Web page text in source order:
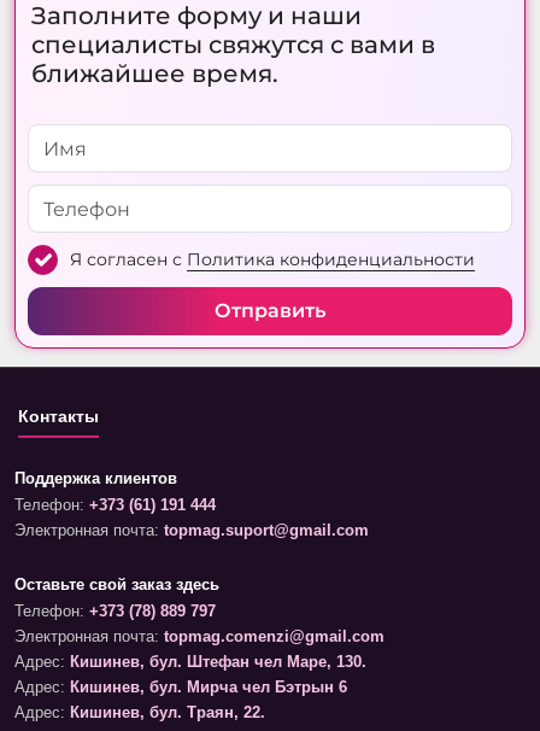
Заполните форму и наши
специалисты свяжутся с вами в
ближайшее время.
Я согласен с Политика конфиденциальности
Отправить
Контакты
Поддержка клиентов
Телефон: +373 (61) 191 444
Электронная почта: topmag.suport@gmail.com
Оставьте свой заказ здесь
Телефон: +373 (78) 889 797
Электронная почта: topmag.comenzi@gmail.com
Адрес: Кишинев, бул. Штефан чел Маре, 130.
Адрес: Кишинев, бул. Мирча чел Бэтрын 6
Адрес: Кишинев, бул. Траян, 22.